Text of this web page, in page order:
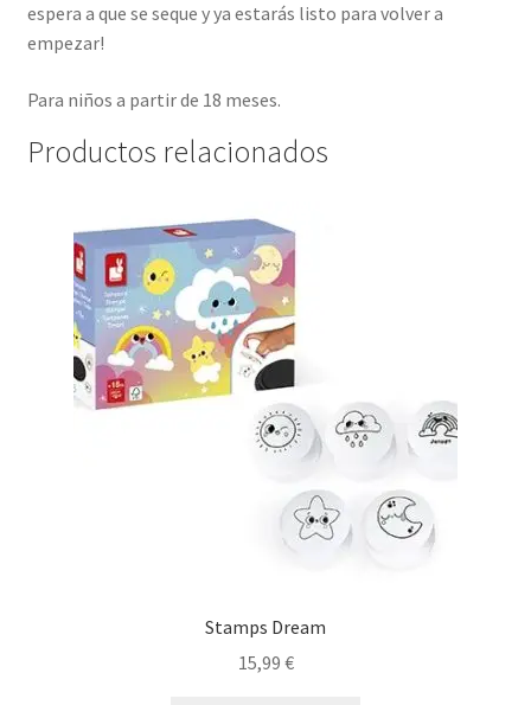
espera a que se seque y ya estarás listo para volver a
empezar!
Para niños a partir de 18 meses.
Productos relacionados
Stamps Dream
15,99 €